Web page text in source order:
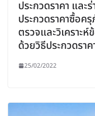
ประกวดราคา และ
ประกวดราคาซื้อ
ตรวจและวิเคราะ
ด้วยวิธีประกวดรา
25/02/2022